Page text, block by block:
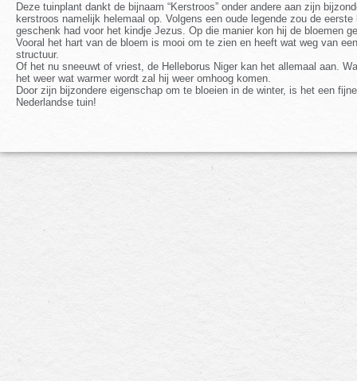
Deze tuinplant dankt de bijnaam “Kerstroos” onder andere aan zijn
kerstroos namelijk helemaal op. Volgens een oude legende zou de
geschenk had voor het kindje Jezus. Op die manier kon hij de bloemen
Vooral het hart van de bloem is mooi om te zien en heeft wat weg van
structuur.
Of het nu sneeuwt of vriest, de Helleborus Niger kan het allemaal aan.
het weer wat warmer wordt zal hij weer omhoog komen.
Door zijn bijzondere eigenschap om te bloeien in de winter, is het een
Nederlandse tuin!